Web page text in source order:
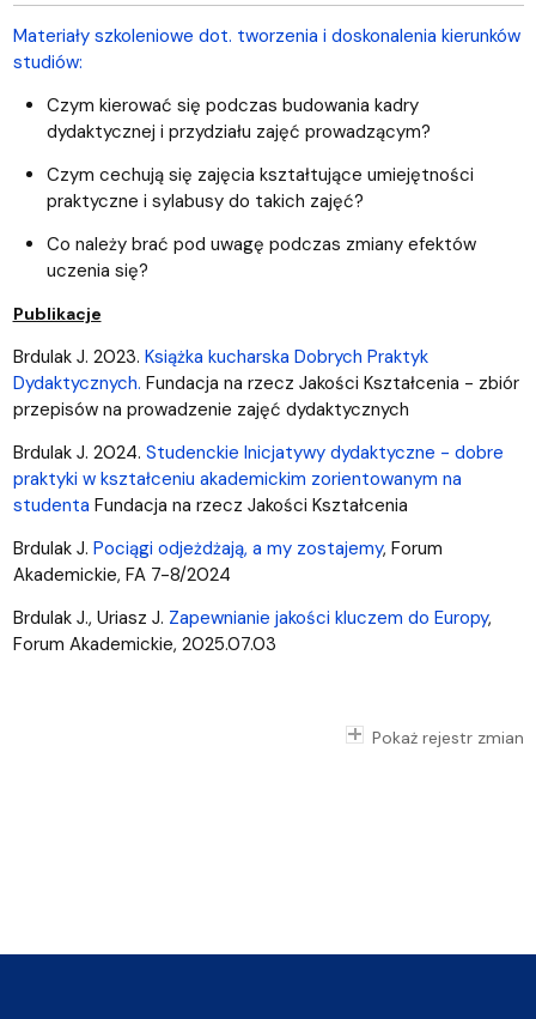
Materiały szkoleniowe dot. tworzenia i doskonalenia kierunków
studiów:
Czym kierować się podczas budowania kadry
dydaktycznej i przydziału zajęć prowadzącym?
Czym cechują się zajęcia kształtujące umiejętności
praktyczne i sylabusy do takich zajęć?
Co należy brać pod uwagę podczas zmiany efektów
uczenia się?
Publikacje
Brdulak J. 2023. Książka kucharska Dobrych Praktyk
Dydaktycznych. Fundacja na rzecz Jakości Kształcenia - zbiór
przepisów na prowadzenie zajęć dydaktycznych
Brdulak J. 2024. Studenckie Inicjatywy dydaktyczne - dobre
praktyki w kształceniu akademickim zorientowanym na
studenta Fundacja na rzecz Jakości Kształcenia
Brdulak J. Pociągi odjeżdżają, a my zostajemy, Forum
Akademickie, FA 7-8/2024
Brdulak J., Uriasz J. Zapewnianie jakości kluczem do Europy,
Forum Akademickie, 2025.07.03
Pokaż rejestr zmian